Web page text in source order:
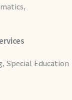
Special Education